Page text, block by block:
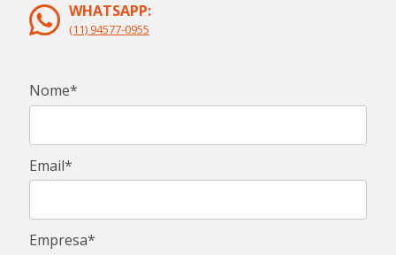
WHATSAPP:
(11) 94577-0955
Nome*
Email*
Empresa*